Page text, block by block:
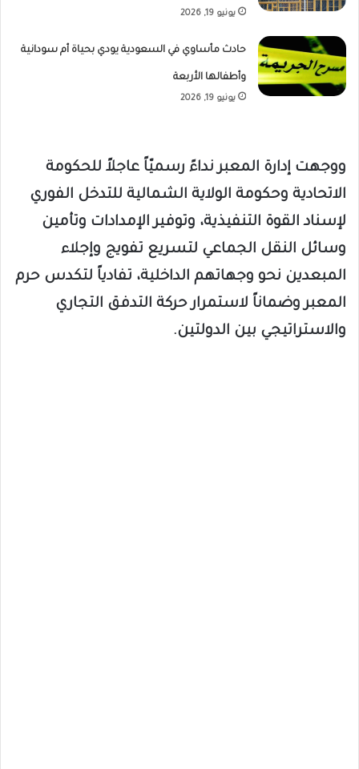
يونيو 19, 2026
حادث مأساوي في السعودية يودي بحياة أم سودانية
وأطفالها الأربعة
يونيو 19, 2026
ووجهت إدارة المعبر نداءً رسميّاً عاجلاً للحكومة
الاتحادية وحكومة الولاية الشمالية للتدخل الفوري
لإسناد القوة التنفيذية، وتوفير الإمدادات وتأمين
وسائل النقل الجماعي لتسريع تفويج وإجلاء
المبعدين نحو وجهاتهم الداخلية، تفادياً لتكدس حرم
المعبر وضماناً لاستمرار حركة التدفق التجاري
والاستراتيجي بين الدولتين.